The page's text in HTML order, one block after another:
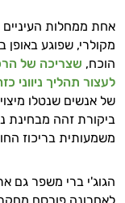
אחת ממחלות העיניים
מקולרי, שפוגע
הוכח, שצריכה של
לעצור תהליך ניווני
ביקורת זהה מבחינת
משמעותית בריכוז
הגוג'י ברי משפר גם